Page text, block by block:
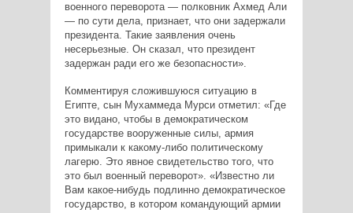
военного переворота — полковник Ахмед Али
— по сути дела, признает, что они задержали
президента. Такие заявления очень
несерьезные. Он сказал, что президент
задержан ради его же безопасности».
Комментируя сложившуюся ситуацию в
Египте, сын Мухаммеда Мурси отметил: «Где
это видано, чтобы в демократическом
государстве вооруженные силы, армия
примыкали к какому-либо политическому
лагерю. Это явное свидетельство того, что
это был военный переворот». «Известно ли
Вам какое-нибудь подлинно демократическое
государство, в котором командующий армии